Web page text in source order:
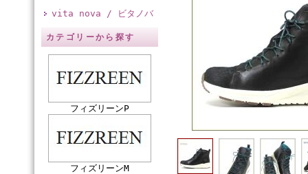
vita nova / ビタノバ
カテゴリーから探す
フィズリーンP
フィズリーンM